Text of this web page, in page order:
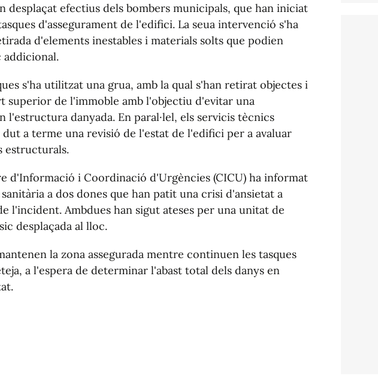
desplaçat efectius dels bombers municipals, que han iniciat
d'assegurament de l'edifici. La seua intervenció s'ha
d'elements inestables i materials solts que podien
addicional.
s'ha utilitzat una grua, amb la qual s'han retirat objectes i
superior de l'immoble amb l'objectiu d'evitar una
l'estructura danyada. En paral·lel, els servicis tècnics
a terme una revisió de l'estat de l'edifici per a avaluar
estructurals.
d'Informació i Coordinació d'Urgències (CICU) ha informat
a dos dones que han patit una crisi d'ansietat a
l'incident. Ambdues han sigut ateses per una unitat de
desplaçada al lloc.
la zona assegurada mentre continuen les tasques
a l'espera de determinar l'abast total dels danys en